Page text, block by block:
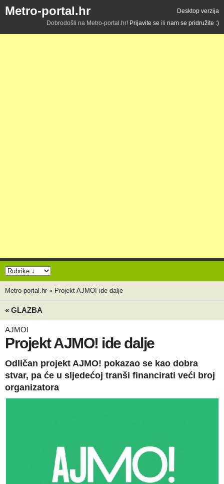
Metro-portal.hr
Desktop verzija
Dobrodošli na Metro-portal.hr! Prijavite se ili nam se pridružite :)
Metro-portal.hr » Projekt AJMO! ide dalje
« GLAZBA
AJMO!
Projekt AJMO! ide dalje
Odličan projekt AJMO! pokazao se kao dobra
stvar, pa će u sljedećoj tranši financirati veći broj
organizatora